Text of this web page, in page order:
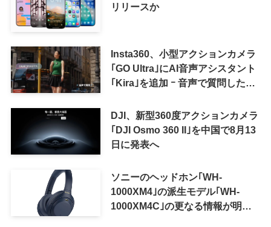
リリースか
Insta360、小型アクションカメラ
｢GO Ultra｣にAI音声アシスタント
｢Kira｣を追加 ｰ 音声で質問した
可能に
DJI、新型360度アクションカメラ
｢DJI Osmo 360 II｣を中国で8月13
日に発表へ
ソニーのヘッドホン｢WH-
1000XM4｣の派生モデル｢WH-
1000XM4C｣の更なる情報が明ら